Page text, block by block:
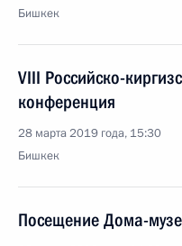
Бишкек
VIII Российско-
конференция
28 марта 2019 года, 15:30
Бишкек
Посещение Дома-